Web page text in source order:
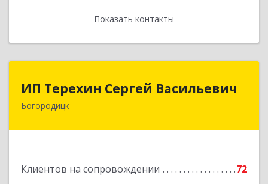
Показать контакты
Назад
ИП Терехин Сергей Васильевич
Богородицк
Клиентов на сопровождении 72
ИП Терехин Сергей Васильевич
301831, Тульская обл, Богородицкий р-н,